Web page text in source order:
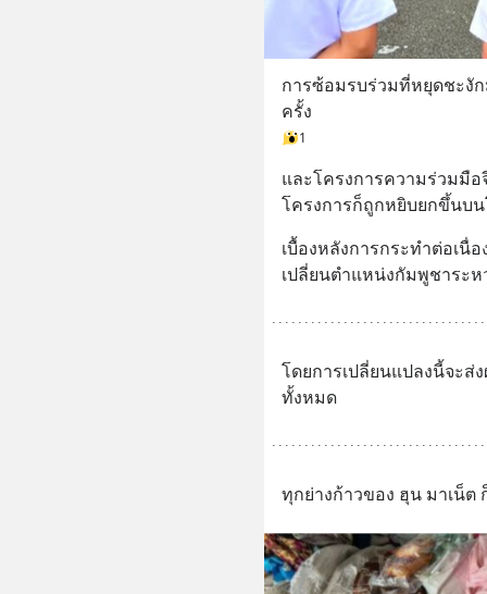
การซ้อมรบร่วมที่หยุดชะงั
ครั้ง
1
และโครงการความร่วมมื
โครงการก็ถูกหยิบยกขึ้นบ
เบื้องหลังการกระทำต่อเ
เปลี่ยนตำแหน่งกัมพูชาระ
โดยการเปลี่ยนแปลงนี้จะส่
ทั้งหมด
ทุกย่างก้าวของ ฮุน มาเน็ต